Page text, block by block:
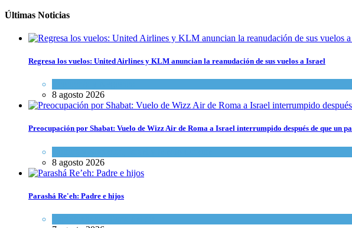
Últimas Noticias
Regresa los vuelos: United Airlines y KLM anuncian la reanudación de sus vuelos a Israel
8 agosto 2026
Preocupación por Shabat: Vuelo de Wizz Air de Roma a Israel interrumpido después de que un
8 agosto 2026
Parashá Re'eh: Padre e hijos